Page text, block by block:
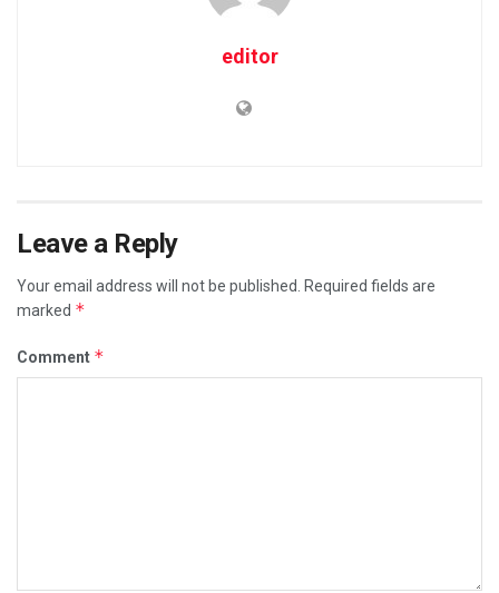
editor
Leave a Reply
Your email address will not be published.
Required fields are
marked *
Comment *